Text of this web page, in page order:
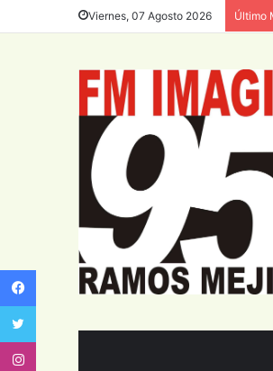
Viernes, 07 Agosto 2026 Último
Facebook